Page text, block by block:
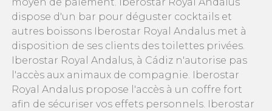
moyen de paiement. Iberostar Royal Andalus
dispose d'un bar pour déguster cocktails et
autres boissons Iberostar Royal Andalus met à
disposition de ses clients des toilettes privées.
Iberostar Royal Andalus, à Cádiz n'autorise pas
l'accès aux animaux de compagnie. Iberostar
Royal Andalus propose l'accès à un coffre fort
afin de sécuriser vos effets personnels. Iberostar